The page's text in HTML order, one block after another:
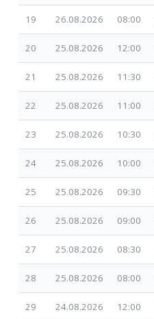
19 26.08.2026 08:00
20 25.08.2026 12:00
21 25.08.2026 11:30
22 25.08.2026 11:00
23 25.08.2026 10:30
24 25.08.2026 10:00
25 25.08.2026 09:30
26 25.08.2026 09:00
27 25.08.2026 08:30
28 25.08.2026 08:00
29 24.08.2026 12:00